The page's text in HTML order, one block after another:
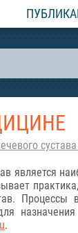
является
Процессы
.